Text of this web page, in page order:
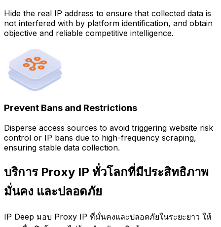
Hide the real IP address to ensure that collected data is
not interfered with by platform identification, and obtain
objective and reliable competitive intelligence.
Prevent Bans and Restrictions
Disperse access sources to avoid triggering website risk
control or IP bans due to high-frequency scraping,
ensuring stable data collection.
บริการ Proxy IP ทั่วโลกที่มีประสิทธิภาพ
มั่นคง และปลอดภัย
IP Deep มอบ Proxy IP ที่มั่นคงและปลอดภัยในระยะยาว ให้